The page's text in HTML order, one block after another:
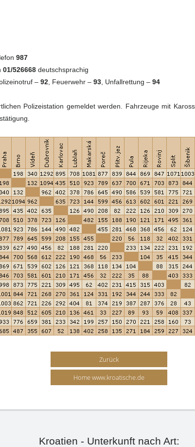
987
01/526668 deutschsprachig
– 92 , Feuerwehr – 93 , Unfallrettung – 94
Polizeistation gemeldet werden. Fahrzeuge mit
Zurück
Home www.kroatische.de
Kroatien - Unterkunft nach Art: